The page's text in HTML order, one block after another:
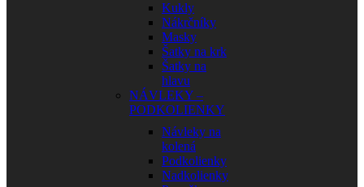
Kukly
Nákrčníky
Masky
Šatky na krk
Šatky na
hlavu
NÁVLEKY –
PODKOLIENKY
Návleky na
kolená
Podkolienky
Nadkolienky